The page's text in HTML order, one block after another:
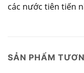
các nước tiên tiến
SẢN PHẨM